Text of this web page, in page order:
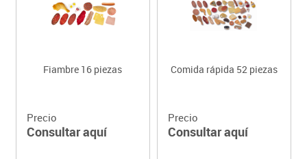
Fiambre 16 piezas
Precio
Consultar aquí
Comida rápida 52 piezas
Precio
Consultar aquí